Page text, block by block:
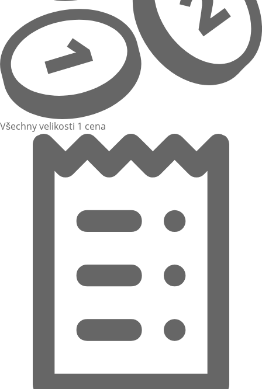
Všechny velikosti 1 cena